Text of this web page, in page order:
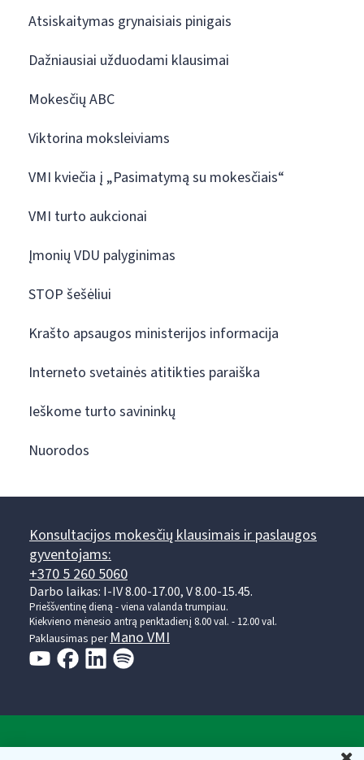
Atsiskaitymas grynaisiais pinigais
Dažniausiai užduodami klausimai
Mokesčių ABC
Viktorina moksleiviams
VMI kviečia į „Pasimatymą su mokesčiais“
VMI turto aukcionai
Įmonių VDU palyginimas
STOP šešėliui
Krašto apsaugos ministerijos informacija
Interneto svetainės atitikties paraiška
Ieškome turto savininkų
Nuorodos
Konsultacijos mokesčių klausimais ir paslaugos
gyventojams:
+370 5 260 5060
Darbo laikas: I-IV 8.00-17.00, V 8.00-15.45.
Prieššventinę dieną - viena valanda trumpiau.
Kiekvieno mėnesio antrą penktadienį 8.00 val. - 12.00 val.
Paklausimas per Mano VMI